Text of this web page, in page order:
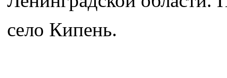
село Кипень.